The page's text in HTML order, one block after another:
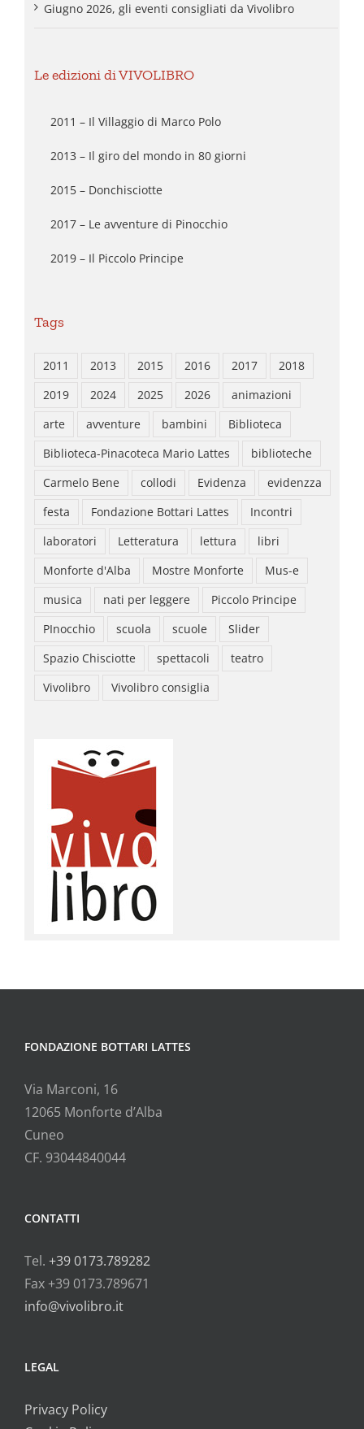
Giugno 2026, gli eventi consigliati da Vivolibro
Le edizioni di VIVOLIBRO
2011 – Il Villaggio di Marco Polo
2013 – Il giro del mondo in 80 giorni
2015 – Donchisciotte
2017 – Le avventure di Pinocchio
2019 – Il Piccolo Principe
Tags
2011 2013 2015 2016 2017
2018
2019
2024 2025 2026
animazioni
arte
avventure bambini
Biblioteca
Biblioteca-Pinacoteca Mario Lattes
biblioteche
Carmelo Bene
collodi Evidenza
evidenzza
festa
Fondazione Bottari Lattes
Incontri
laboratori
Letteratura lettura
libri
Monforte d'Alba
Mostre Monforte
Mus-e
musica
nati per leggere
Piccolo Principe
PInocchio
scuola scuole
Slider
Spazio Chisciotte
spettacoli
teatro
Vivolibro
Vivolibro consiglia
FONDAZIONE BOTTARI LATTES
Via Marconi, 16
12065 Monforte d’Alba
Cuneo
CF. 93044840044
CONTATTI
Tel. +39 0173.789282
Fax +39 0173.789671
info@vivolibro.it
LEGAL
Privacy Policy